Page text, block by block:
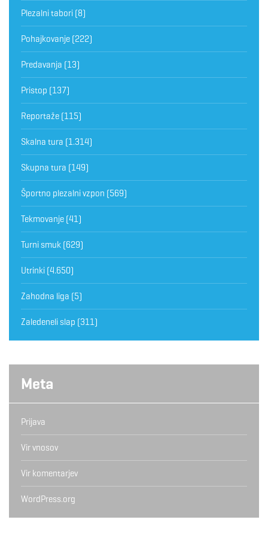
Plezalni tabori (8)
Pohajkovanje (222)
Predavanja (13)
Pristop (137)
Reportaže (115)
Skalna tura (1.314)
Skupna tura (149)
Športno plezalni vzpon (569)
Tekmovanje (41)
Turni smuk (629)
Utrinki (4.650)
Zahodna liga (5)
Zaledeneli slap (311)
Meta
Prijava
Vir vnosov
Vir komentarjev
WordPress.org